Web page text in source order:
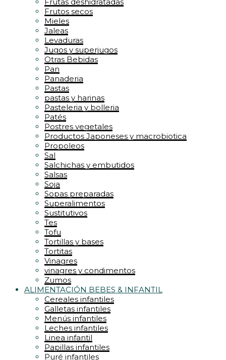
Frutos secos
Mieles
Jaleas
Levaduras
Jugos y superjugos
Otras Bebidas
Pan
Panaderia
Pastas
pastas y harinas
Pasteleria y bolleria
Patés
Postres vegetales
Productos Japoneses y macrobiotica
Propoleos
Sal
Salchichas y embutidos
Salsas
Soja
Sopas preparadas
Superalimentos
Sustitutivos
Tes
Tofu
Tortillas y bases
Tortitas
Vinagres
vinagres y condimentos
Zumos
ALIMENTACIÓN BEBES & INFANTIL
Cereales infantiles
Galletas infantiles
Menús infantiles
Leches infantiles
Linea infantil
Papillas infantiles
Puré infantiles